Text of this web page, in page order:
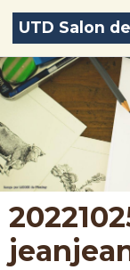
UTD Salon